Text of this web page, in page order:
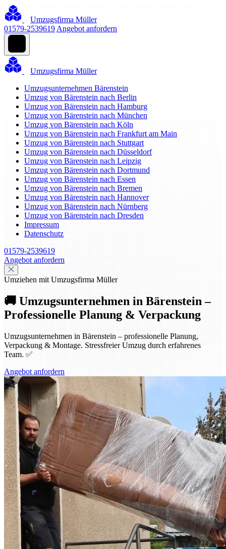
Umzugsfirma Müller
01579-2539619 Angebot anfordern
Umzugsfirma Müller
Umzugsunternehmen Bärenstein
Umzug von Bärenstein nach Berlin
Umzug von Bärenstein nach Hamburg
Umzug von Bärenstein nach München
Umzug von Bärenstein nach Köln
Umzug von Bärenstein nach Frankfurt am Main
Umzug von Bärenstein nach Stuttgart
Umzug von Bärenstein nach Düsseldorf
Umzug von Bärenstein nach Leipzig
Umzug von Bärenstein nach Dortmund
Umzug von Bärenstein nach Essen
Umzug von Bärenstein nach Bremen
Umzug von Bärenstein nach Hannover
Umzug von Bärenstein nach Nürnberg
Umzug von Bärenstein nach Dresden
Impressum
Datenschutz
01579-2539619
Angebot anfordern
Umziehen mit Umzugsfirma Müller
🚚 Umzugsunternehmen in Bärenstein –
Professionelle Planung & Verpackung
Umzugsunternehmen in Bärenstein – professionelle Planung,
Verpackung & Montage. Stressfreier Umzug durch erfahrenes
Team. ✅
Angebot anfordern